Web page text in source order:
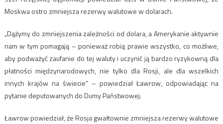
Moskwa ostro zmniejsza rezerwy walutowe w dolarach.
„Dążymy do zmniejszenia zależności od dolara, a Amerykanie aktywnie
nam w tym pomagają – ponieważ robią prawie wszystko, co możliwe,
aby podważyć zaufanie do tej waluty i uczynić ją bardzo ryzykowną dla
płatności międzynarodowych, nie tylko dla Rosji, ale dla wszelkich
innych krajów na świecie” – powiedział Ławrow, odpowiadając na
pytanie deputowanych do Dumy Państwowej.
Ławrow powiedział, że Rosja gwałtownie zmniejsza rezerwy walutowe